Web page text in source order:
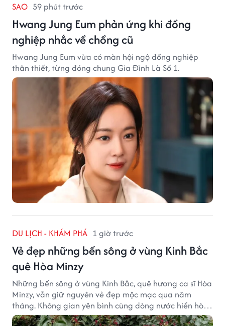
SAO 59 phút trước
Hwang Jung Eum phản ứng khi đồng
nghiệp nhắc về chồng cũ
Hwang Jung Eum vừa có màn hội ngộ đồng nghiệp
thân thiết, từng đóng chung Gia Đình Là Số 1.
DU LỊCH - KHÁM PHÁ 1 giờ trước
Vẻ đẹp những bến sông ở vùng Kinh Bắc
quê Hòa Minzy
Những bến sông ở vùng Kinh Bắc, quê hương ca sĩ Hòa
Minzy, vẫn giữ nguyên vẻ đẹp mộc mạc qua năm
tháng. Không gian yên bình cùng dòng nước hiền hòa
tạo nên một góc Bắc Ninh rất đáng để khám phá.